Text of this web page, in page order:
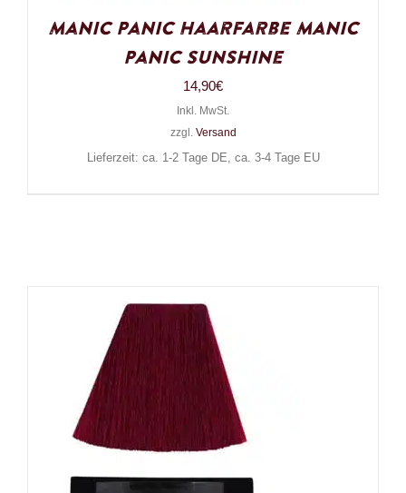
Manic Panic Haarfarbe Manic
Panic Sunshine
14,90€
Inkl. MwSt.
zzgl. Versand
Lieferzeit: ca. 1-2 Tage DE, ca. 3-4 Tage EU